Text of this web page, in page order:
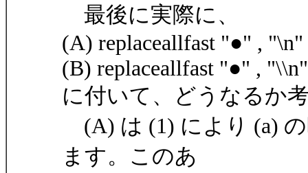
最後に実際に、
(A) replaceallfast "●" , "\n"
(B) replaceallfast "●" ,
に付いて、どうなるか
(A) は (1) により (a)
ます。このあ